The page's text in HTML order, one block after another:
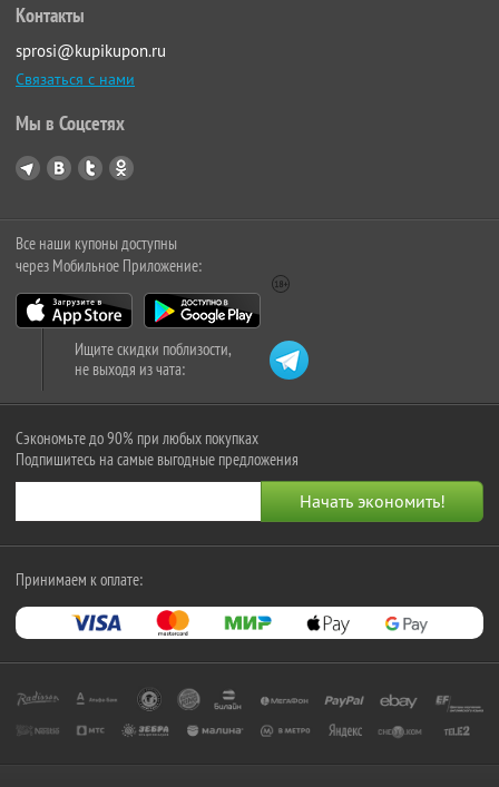
Контакты
sprosi@kupikupon.ru
Связаться с нами
Мы в Соцсетях
Все наши купоны доступны
через Мобильное Приложение:
Ищите скидки поблизости,
не выходя из чата:
Сэкономьте до 90% при любых покупках
Подпишитесь на самые выгодные предложения
Принимаем к оплате: